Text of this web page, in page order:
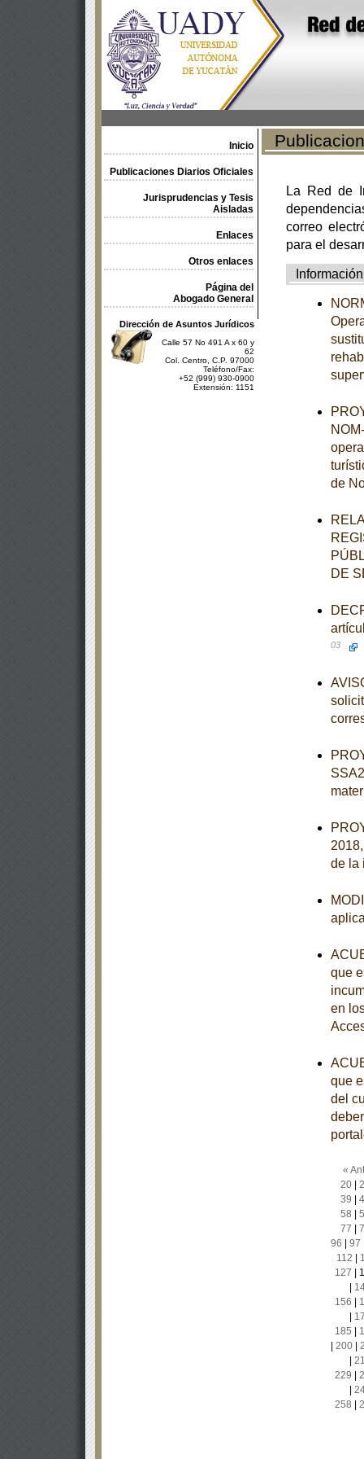
Inicio
Publicaciones Diarios Oficiales
Jurisprudencias y Tesis
Aisladas
Enlaces
Otros enlaces
Página del
Abogado General
Dirección de Asuntos Jurídicos
Calle 57 No 491 A x 60 y
62
Col. Centro, C.P. 97000
Teléfono/Fax:
+52 (999) 930-0900
Extensión: 1151
La Red de
correo
para el
Información
de
DE
03
de la
que
en
que
del
«
20|
39
58
77
96
97
112
127
156
185
200|
229
258